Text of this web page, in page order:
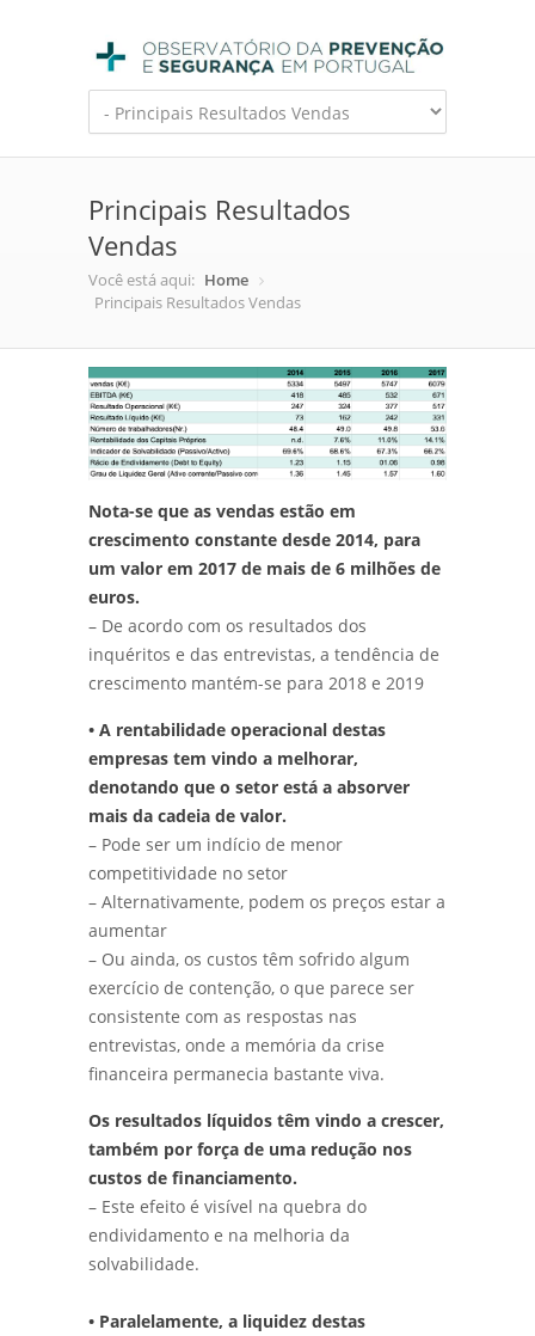
Principais Resultados
Vendas
Você está aqui: Home
Principais Resultados Vendas
Nota-se que as vendas estão em
crescimento constante desde 2014, para
um valor em 2017 de mais de 6 milhões de
euros.
– De acordo com os resultados dos
inquéritos e das entrevistas, a tendência de
crescimento mantém-se para 2018 e 2019
• A rentabilidade operacional destas
empresas tem vindo a melhorar,
denotando que o setor está a absorver
mais da cadeia de valor.
– Pode ser um indício de menor
competitividade no setor
– Alternativamente, podem os preços estar a
aumentar
– Ou ainda, os custos têm sofrido algum
exercício de contenção, o que parece ser
consistente com as respostas nas
entrevistas, onde a memória da crise
financeira permanecia bastante viva.
Os resultados líquidos têm vindo a crescer,
também por força de uma redução nos
custos de financiamento.
– Este efeito é visível na quebra do
endividamento e na melhoria da
solvabilidade.
• Paralelamente, a liquidez destas